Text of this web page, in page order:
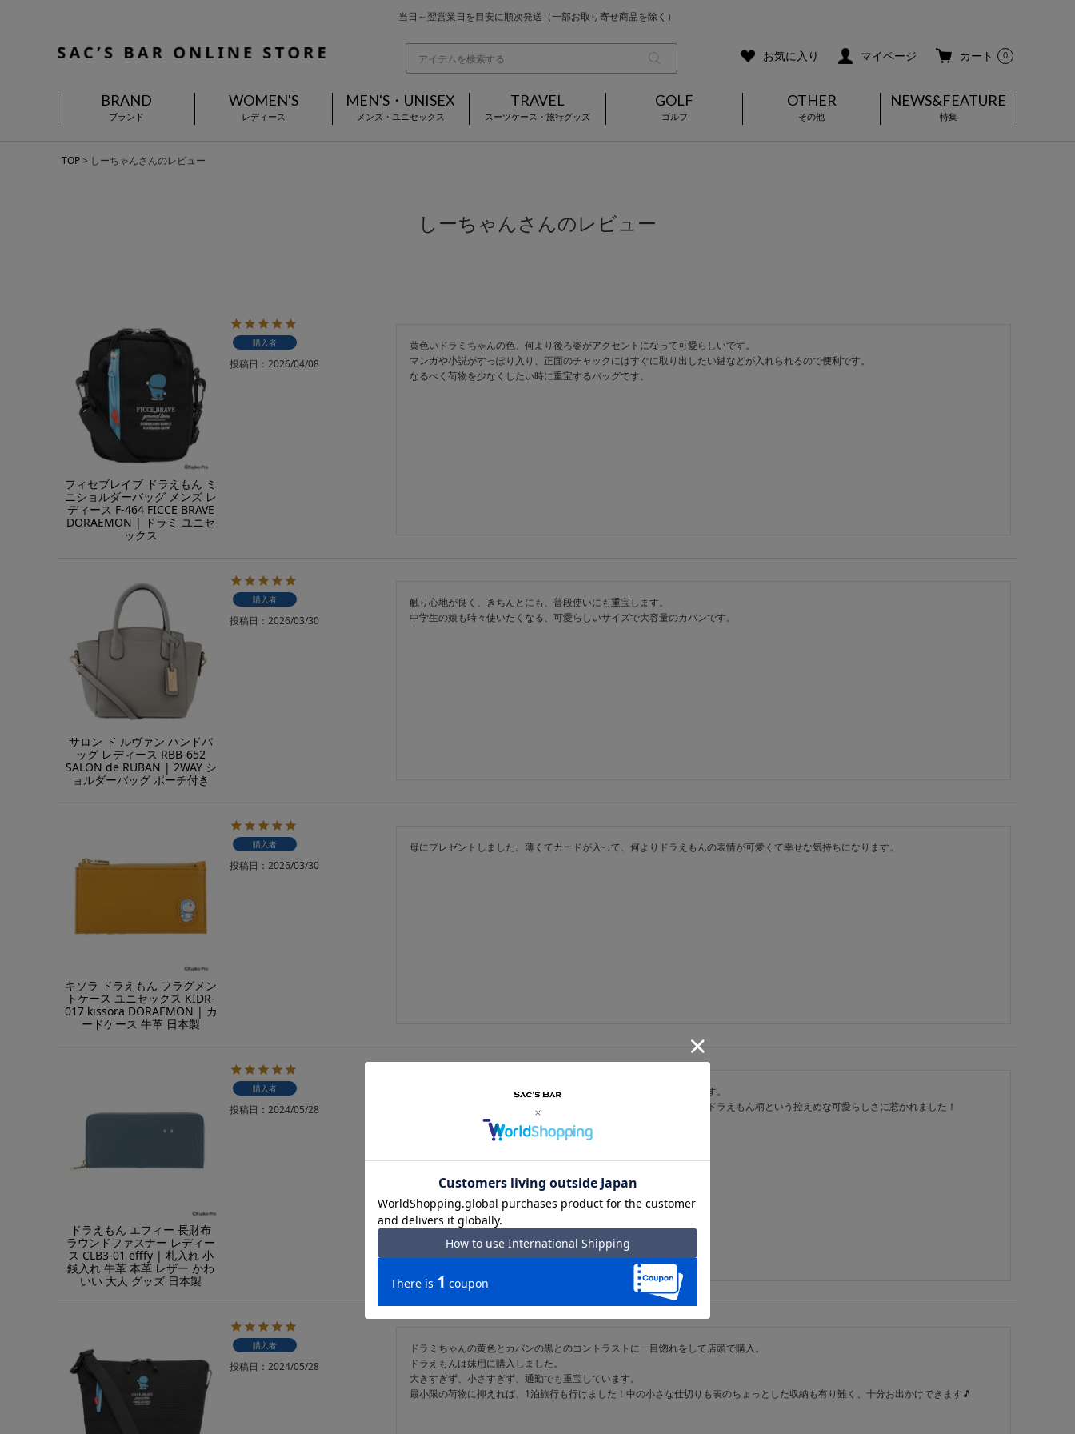
お買い上げ合計¥3,980以上で送料無料
当日～翌営業日を目安に順次発送（一部お取り寄せ商品を除く）
お気に入り マイページ カート 0
BRAND
ブランド
WOMEN'S
レディース
MEN'S・UNISEX
メンズ・ユニセックス
TRAVEL
スーツケース・旅行グッズ
GOLF
ゴルフ
OTHER
その他
NEWS&FEATURE
特集
TOP しーちゃんさんのレビュー
しーちゃんさんのレビュー
フィセブレイブ ドラえもん ミ
ニショルダーバッグ メンズ レ
ディース F-464 FICCE BRAVE
DORAEMON | ドラミ ユニセ
ックス
購入者
投稿日 2026/04/08
黄色いドラミちゃんの色、何より後ろ姿がアクセントになって可愛らしいです。
マンガや小説がすっぽり入り、正面のチャックにはすぐに取り出したい鍵などが入れられるので便利です。
なるべく荷物を少なくしたい時に重宝するバッグです。
サロン ド ルヴァン ハンドバ
ッグ レディース RBB-652
SALON de RUBAN | 2WAY シ
ョルダーバッグ ポーチ付き
購入者
投稿日 2026/03/30
触り心地が良く、きちんとにも、普段使いにも重宝します。
中学生の娘も時々使いたくなる、可愛らしいサイズで大容量のカバンです。
キソラ ドラえもん フラグメン
トケース ユニセックス KIDR-
017 kissora DORAEMON | カ
ードケース 牛革 日本製
購入者
投稿日 2026/03/30
母にプレゼントしました。薄くてカードが入って、何よりドラえもんの表情が可愛くて幸せな気持ちになります。
ドラえもん エフィー 長財布
ラウンドファスナー レディー
ス CLB3-01 efffy | 札入れ 小
銭入れ 牛革 本革 レザー かわ
いい 大人 グッズ 日本製
購入者
投稿日 2024/05/28
収納たっぷりで開きやすく、お目当てのものを見つけやすいお財布です。
色はグリーンにしましたが、鮮やかな発色ですが悪目立ちせず、実はドラえもん柄という控えめな可愛らしさに惹かれました！
カバンから出すたびに気分が上がりそうなお財布です。
購入者
投稿日 2024/05/28
ドラミちゃんの黄色とカバンの黒とのコントラストに一目惚れをして店頭で購入。
ドラえもんは妹用に購入しました。
大きすぎず、小さすぎず、通勤でも重宝しています。
最小限の荷物に抑えれば、1泊旅行も行けました！中の小さな仕切りも表のちょっとした収納も有り難く、十分お出かけできます🎵